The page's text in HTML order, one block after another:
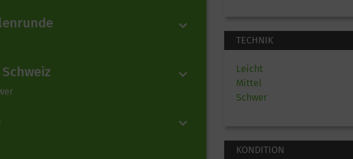
TECHNIK
Leicht
Mittel
Schwer
KONDITION